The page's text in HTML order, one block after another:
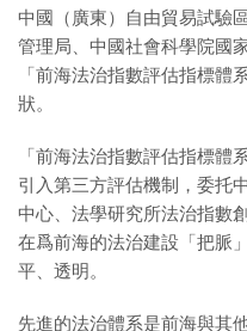
中國（廣東）自由貿易試驗
管理局、中國社會科學院國
「前海法治指數評估指標
狀。
「前海法治指數評估指標體
引入第三方評估機制，委托
中心、法學研究所法治指數
在爲前海的法治建設「把脈
平、透明。
先進的法治體系是前海與其